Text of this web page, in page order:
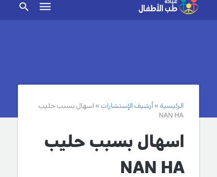
الرئيسية أرشيف الإستشارات
اسهال بسبب حليب
NAN HA
اسهال بسبب حليب
NAN HA